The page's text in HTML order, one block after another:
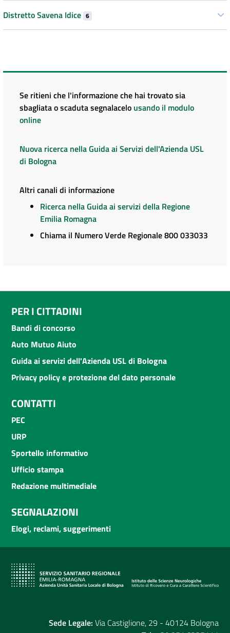
Distretto Savena Idice 6
Se ritieni che l'informazione che hai trovato sia
sbagliata o scaduta segnalacelo usando il modulo
online
Nuova ricerca nella Guida ai Servizi dell'Azienda USL
di Bologna
Altri canali di informazione
Ricerca nella Guida ai servizi della Regione
Emilia Romagna
Chiama il Numero Verde Regionale 800 033033
PER I CITTADINI
Bandi di concorso
Auto Mutuo Aiuto
Guida ai servizi dell'Azienda USL di Bologna
Privacy policy e protezione del dato personale
CONTATTI
PEC
URP
Sportello informativo
Ufficio stampa
Redazione multimediale
SEGNALAZIONI
Elogi, reclami, suggerimenti
Sede Legale: Via Castiglione, 29 - 40124 Bologna